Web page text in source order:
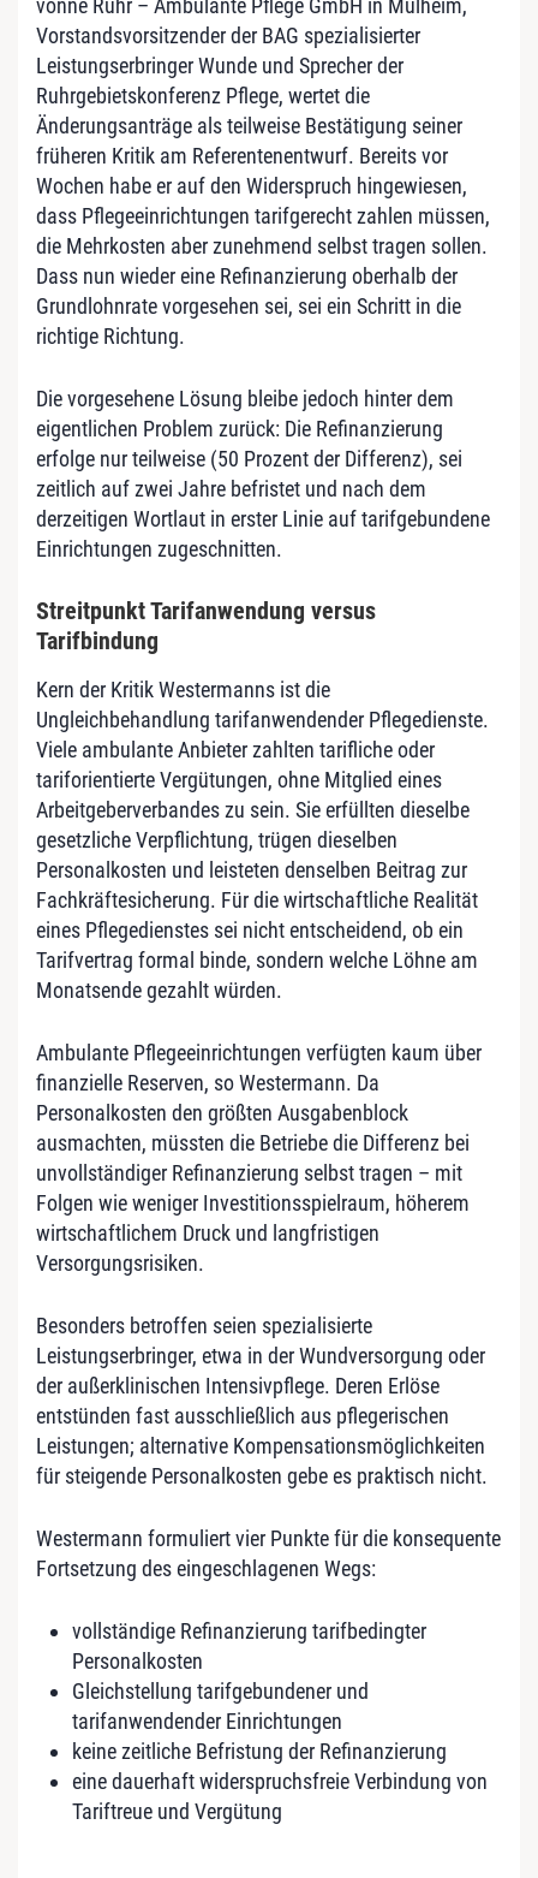
vonne Ruhr – Ambulante Pflege GmbH in Mülheim,
Vorstandsvorsitzender der BAG spezialisierter
Leistungserbringer Wunde und Sprecher der
Ruhrgebietskonferenz Pflege, wertet die
Änderungsanträge als teilweise Bestätigung seiner
früheren Kritik am Referentenentwurf. Bereits vor
Wochen habe er auf den Widerspruch hingewiesen,
dass Pflegeeinrichtungen tarifgerecht zahlen müssen,
die Mehrkosten aber zunehmend selbst tragen sollen.
Dass nun wieder eine Refinanzierung oberhalb der
Grundlohnrate vorgesehen sei, sei ein Schritt in die
richtige Richtung.
Die vorgesehene Lösung bleibe jedoch hinter dem
eigentlichen Problem zurück: Die Refinanzierung
erfolge nur teilweise (50 Prozent der Differenz), sei
zeitlich auf zwei Jahre befristet und nach dem
derzeitigen Wortlaut in erster Linie auf tarifgebundene
Einrichtungen zugeschnitten.
Streitpunkt Tarifanwendung versus
Tarifbindung
Kern der Kritik Westermanns ist die
Ungleichbehandlung tarifanwendender Pflegedienste.
Viele ambulante Anbieter zahlten tarifliche oder
tariforientierte Vergütungen, ohne Mitglied eines
Arbeitgeberverbandes zu sein. Sie erfüllten dieselbe
gesetzliche Verpflichtung, trügen dieselben
Personalkosten und leisteten denselben Beitrag zur
Fachkräftesicherung. Für die wirtschaftliche Realität
eines Pflegedienstes sei nicht entscheidend, ob ein
Tarifvertrag formal binde, sondern welche Löhne am
Monatsende gezahlt würden.
Ambulante Pflegeeinrichtungen verfügten kaum über
finanzielle Reserven, so Westermann. Da
Personalkosten den größten Ausgabenblock
ausmachten, müssten die Betriebe die Differenz bei
unvollständiger Refinanzierung selbst tragen – mit
Folgen wie weniger Investitionsspielraum, höherem
wirtschaftlichem Druck und langfristigen
Versorgungsrisiken.
Besonders betroffen seien spezialisierte
Leistungserbringer, etwa in der Wundversorgung oder
der außerklinischen Intensivpflege. Deren Erlöse
entstünden fast ausschließlich aus pflegerischen
Leistungen; alternative Kompensationsmöglichkeiten
für steigende Personalkosten gebe es praktisch nicht.
Westermann formuliert vier Punkte für die konsequente
Fortsetzung des eingeschlagenen Wegs:
vollständige Refinanzierung tarifbedingter
Personalkosten
Gleichstellung tarifgebundener und
tarifanwendender Einrichtungen
keine zeitliche Befristung der Refinanzierung
eine dauerhaft widerspruchsfreie Verbindung von
Tariftreue und Vergütung